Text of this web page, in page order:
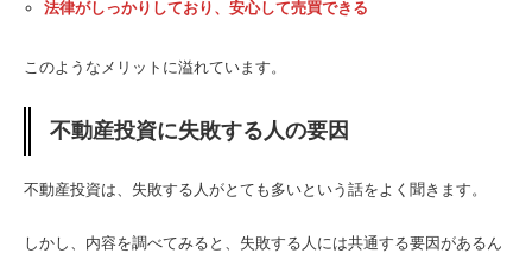
法律がしっかりしており、安心して売買できる
このようなメリットに溢れています。
不動産投資に失敗する人の要因
不動産投資は、失敗する人がとても多いという話をよく聞きます。
しかし、内容を調べてみると、失敗する人には共通する要因があるん